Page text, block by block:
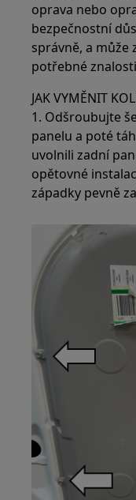
oprava nebo
bezpečnostní
správně, a může
potřebné
JAK VYMĚNIT
1. Odšroubujte
panelu a poté
uvolnili zadní
opětovné
západky pevně